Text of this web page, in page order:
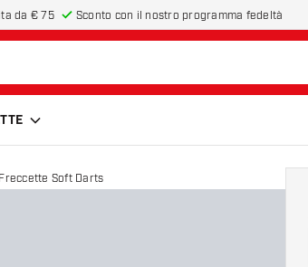
da € 75 Sconto con il nostro programma fedeltà
Soft Darts